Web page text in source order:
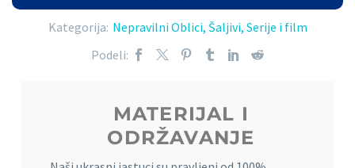
Kategorija: Nepravilni Oblici, Šaljivi, Serije i film
Podeli:
MATERIJAL I
ODRŽAVANJE